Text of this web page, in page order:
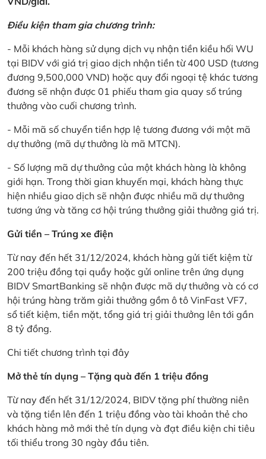
Điều kiện tham gia chương trình:
- Mỗi khách hàng sử dụng dịch vụ nhận tiền kiều hối WU
tại BIDV với giá trị giao dịch nhận tiền từ 400 USD (tương
đương 9,500,000 VND) hoặc quy đổi ngoại tệ khác tương
đương sẽ nhận được 01 phiếu tham gia quay số trúng
thưởng vào cuối chương trình.
- Mỗi mã số chuyển tiền hợp lệ tương đương với một mã
dự thưởng (mã dự thưởng là mã MTCN).
- Số lượng mã dự thưởng của một khách hàng là không
giới hạn. Trong thời gian khuyến mại, khách hàng thực
hiện nhiều giao dịch sẽ nhận được nhiều mã dự thưởng
tương ứng và tăng cơ hội trúng thưởng giải thưởng giá trị.
Gửi tiền – Trúng xe điện
Từ nay đến hết 31/12/2024, khách hàng gửi tiết kiệm từ
200 triệu đồng tại quầy hoặc gửi online trên ứng dụng
BIDV SmartBanking sẽ nhận được mã dự thưởng và có cơ
hội trúng hàng trăm giải thưởng gồm ô tô VinFast VF7,
sổ tiết kiệm, tiền mặt, tổng giá trị giải thưởng lên tới gần
8 tỷ đồng.
Chi tiết chương trình tại đây
Mở thẻ tín dụng – Tặng quà đến 1 triệu đồng
Từ nay đến hết 31/12/2024, BIDV tặng phí thường niên
và tặng tiền lên đến 1 triệu đồng vào tài khoản thẻ cho
khách hàng mở mới thẻ tín dụng và đạt điều kiện chi tiêu
tối thiểu trong 30 ngày đầu tiên.